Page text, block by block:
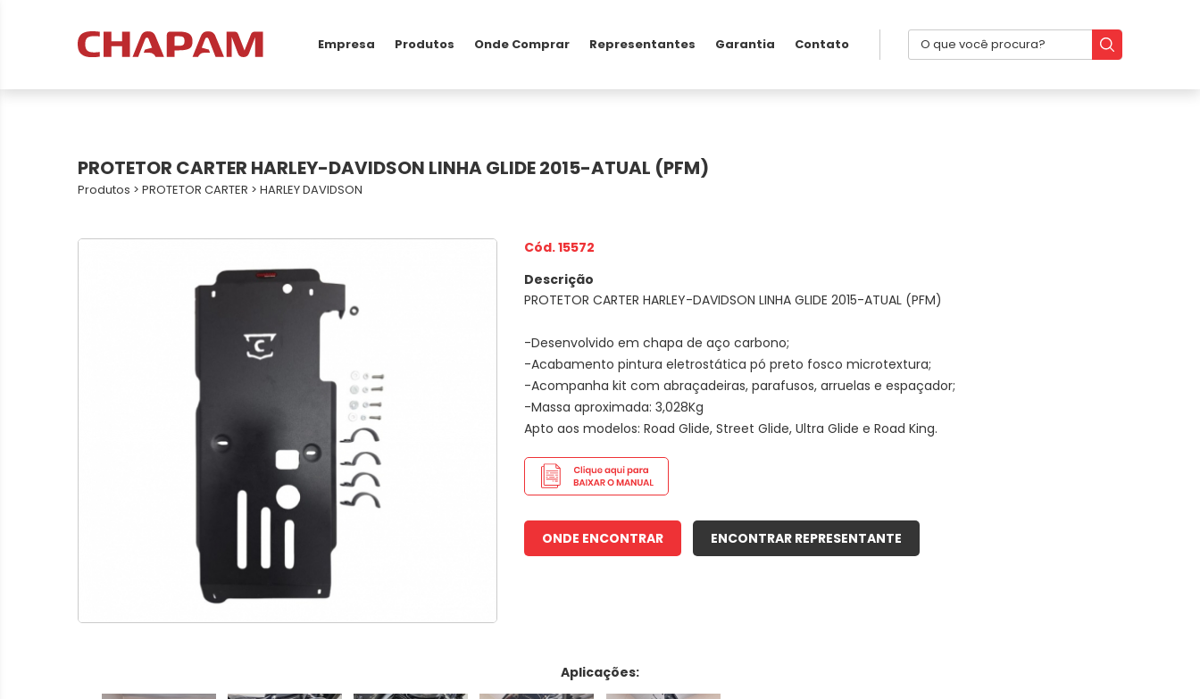
Empresa Produtos Onde Comprar Representantes Garantia Contato
PROTETOR CARTER HARLEY-DAVIDSON LINHA GLIDE 2015-ATUAL (PFM)
Produtos > PROTETOR CARTER > HARLEY DAVIDSON
Cód. 15572
Descrição
PROTETOR CARTER HARLEY-DAVIDSON LINHA GLIDE 2015-ATUAL (PFM)
-Desenvolvido em chapa de aço carbono;
-Acabamento pintura eletrostática pó preto fosco microtextura;
-Acompanha kit com abraçadeiras, parafusos, arruelas e espaçador;
-Massa aproximada: 3,028Kg
Apto aos modelos: Road Glide, Street Glide, Ultra Glide e Road King.
ONDE ENCONTRAR ENCONTRAR REPRESENTANTE
Aplicações: